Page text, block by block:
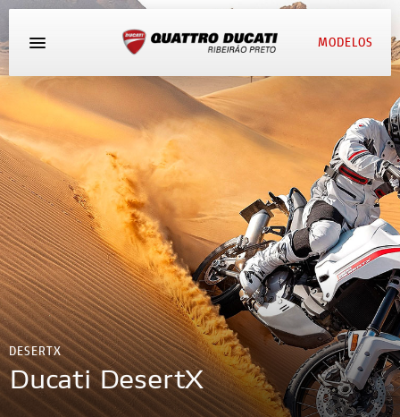
MODELOS
AGENDE UM TEST RIDE
DESERTX
Ducati DesertX